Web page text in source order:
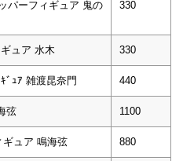
パーフィギュア 鬼の
330
ュア 水木 330
ﾞｭｱ 雑渡昆奈門 440
弦 1100
ギュア 鳴海弦 880